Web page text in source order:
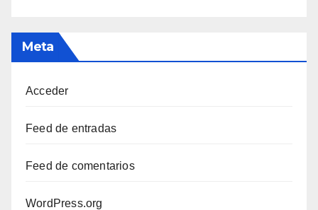
Meta
Acceder
Feed de entradas
Feed de comentarios
WordPress.org